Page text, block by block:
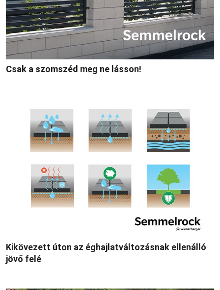
Csak a szomszéd meg ne lásson!
Kikövezett úton az éghajlatváltozásnak ellenálló
jövő felé